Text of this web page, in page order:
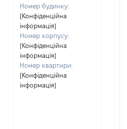
Номер будинку:
[Конфіденційна
інформація]
Номер корпусу:
[Конфіденційна
інформація]
Номер квартири:
[Конфіденційна
інформація]